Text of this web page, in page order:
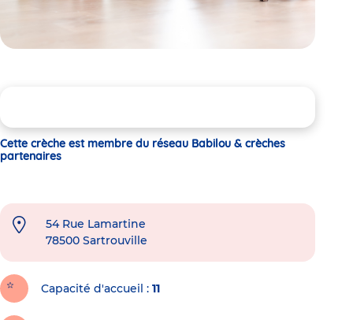
Cette crèche est membre du réseau Babilou & crèches
partenaires
54 Rue Lamartine
78500 Sartrouville
Capacité d'accueil 11